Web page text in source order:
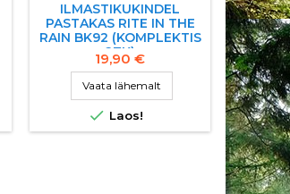
ILMASTIKUKINDEL
PASTAKAS RITE IN THE
RAIN BK92 (KOMPLEKTIS
2TK)
19,90 €
Vaata lähemalt
 Laos!
WADIE